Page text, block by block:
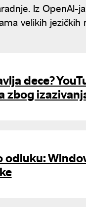
Iz OpenAI-
velikih jezičkih
dece?
zbog